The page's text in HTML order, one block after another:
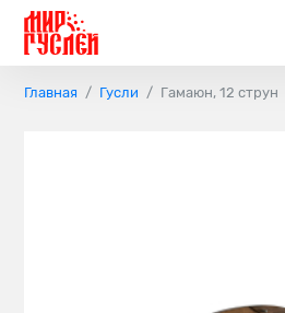
Главная Гусли Гамаюн, 12 струн